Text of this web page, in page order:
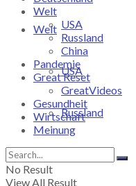
Welt
USA
Russland
Welt
USA
Russland
China
Pandemie
Great Reset
GreatVideos
Gesundheit
Wirtschaft
Meinung
No Result
View All Result